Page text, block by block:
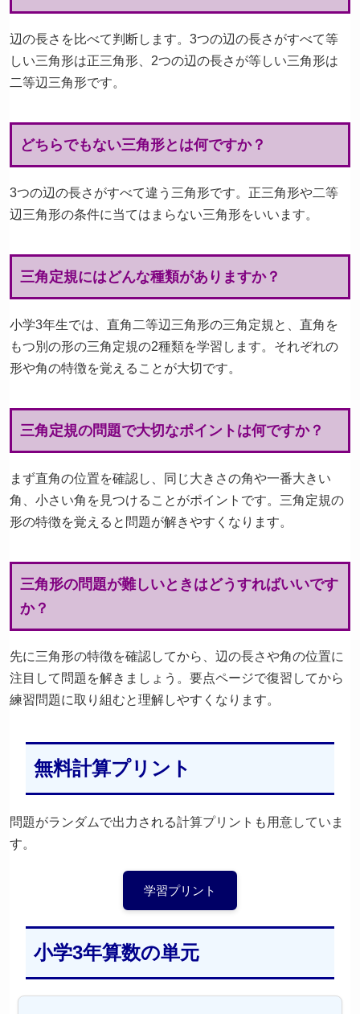
辺の長さを比べて判断します。3つの辺の長さがすべて等
しい三角形は正三角形、2つの辺の長さが等しい三角形は
二等辺三角形です。
どちらでもない三角形とは何ですか？
3つの辺の長さがすべて違う三角形です。正三角形や二等
辺三角形の条件に当てはまらない三角形をいいます。
三角定規にはどんな種類がありますか？
小学3年生では、直角二等辺三角形の三角定規と、直角を
もつ別の形の三角定規の2種類を学習します。それぞれの
形や角の特徴を覚えることが大切です。
三角定規の問題で大切なポイントは何ですか？
まず直角の位置を確認し、同じ大きさの角や一番大きい
角、小さい角を見つけることがポイントです。三角定規の
形の特徴を覚えると問題が解きやすくなります。
三角形の問題が難しいときはどうすればいいです
か？
先に三角形の特徴を確認してから、辺の長さや角の位置に
注目して問題を解きましょう。要点ページで復習してから
練習問題に取り組むと理解しやすくなります。
無料計算プリント
問題がランダムで出力される計算プリントも用意していま
す。
学習プリント
小学3年算数の単元